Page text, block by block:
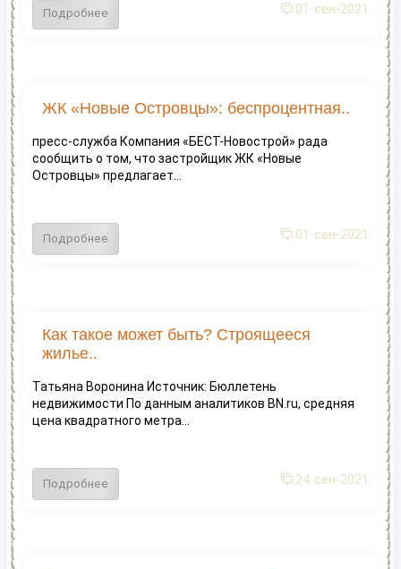
Подробнее 01-сен-2021
ЖК «Новые Островцы»: беспроцентная..
пресс-служба Компания «БЕСТ-Новострой» рада
сообщить о том, что застройщик ЖК «Новые
Островцы» предлагает...
Подробнее 01-сен-2021
Как такое может быть? Строящееся
жилье..
Татьяна Воронина Источник: Бюллетень
недвижимости По данным аналитиков BN.ru, средняя
цена квадратного метра...
Подробнее 24-сен-2021